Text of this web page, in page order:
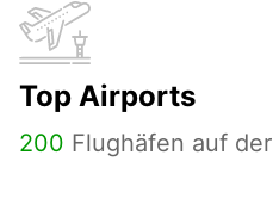
Top Airports
200 Flughäfen auf